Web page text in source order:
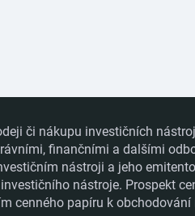
či nákupu investičních
finančními a dalšími
nástroji a jeho
nástroje. Prospekt
cenného papíru k